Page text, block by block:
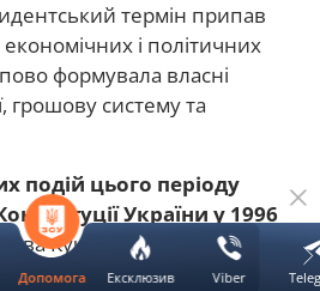
термін припав
і політичних
формувала власні
грошову систему та
подій цього періоду
України у 1996
Кучми також відбулася
введення гривні.
Допомога Ексклюзив Viber